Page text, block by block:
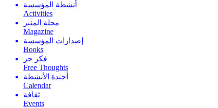
أنشطة المؤسسة
Activities
مجلة المنبر
Magazine
إصدارات المؤسسة
Books
فكر حر
Free Thoughts
أجندة الأنشطة
Calendar
ثقافة
Events